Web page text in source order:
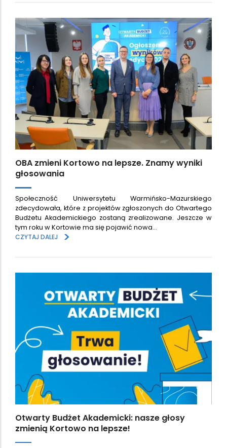
OBA zmieni Kortowo na lepsze. Znamy wyniki
głosowania
Społeczność Uniwersytetu Warmińsko-Mazurskiego
zdecydowała, które z projektów zgłoszonych do Otwartego
Budżetu Akademickiego zostaną zrealizowane. Jeszcze w
tym roku w Kortowie ma się pojawić nowa…
CZYTAJ DALEJ
>
Otwarty Budżet Akademicki: nasze głosy
zmienią Kortowo na lepsze!